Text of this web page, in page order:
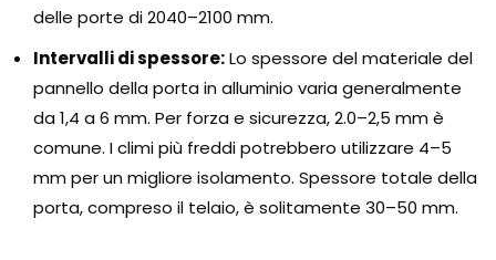
delle porte di 2040–2100 mm.
Intervalli di spessore:Lo spessore del materiale del
pannello della porta in alluminio varia generalmente
da 1,4 a 6 mm. Per forza e sicurezza, 2.0–2,5 mm è
comune. I climi più freddi potrebbero utilizzare 4–5
mm per un migliore isolamento. Spessore totale della
porta, compreso il telaio, è solitamente 30–50 mm.